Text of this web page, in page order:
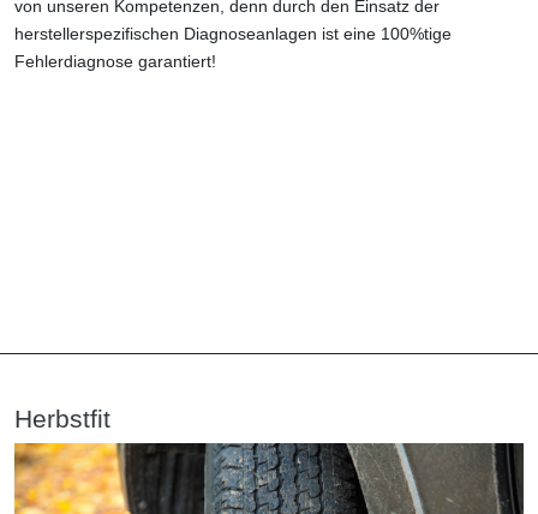
von unseren Kompetenzen, denn durch den Einsatz der
herstellerspezifischen Diagnoseanlagen ist eine 100%tige
Fehlerdiagnose garantiert!
Herbstfit